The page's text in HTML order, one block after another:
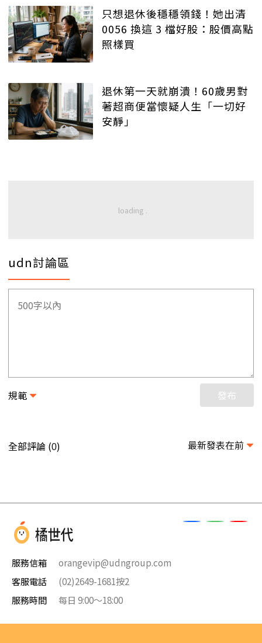
只想退休後穩穩領錢！她出清
0056 換這 3 檔好股：股價高點
照樣買
退休第一天就崩潰！60歲男對
著超商便當懷疑人生「一切好
安靜」
udn討論區
規範 發布
全部評論 (0) 最新發表在前
服務信箱
orangevip@udngroup.com
客服電話
(02)2649-1681按2
服務時間
每日 9:00～18:00